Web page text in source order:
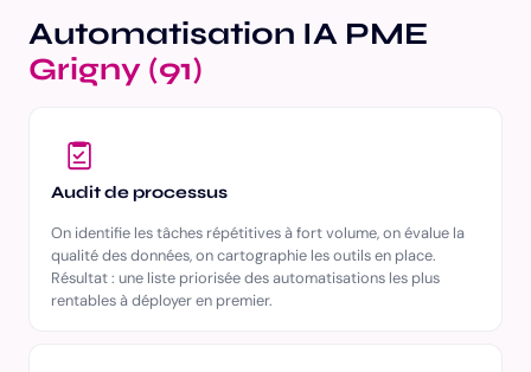
Automatisation IA PME
Grigny (91)
Audit de processus
On identifie les tâches répétitives à fort volume, on évalue la
qualité des données, on cartographie les outils en place.
Résultat : une liste priorisée des automatisations les plus
rentables à déployer en premier.